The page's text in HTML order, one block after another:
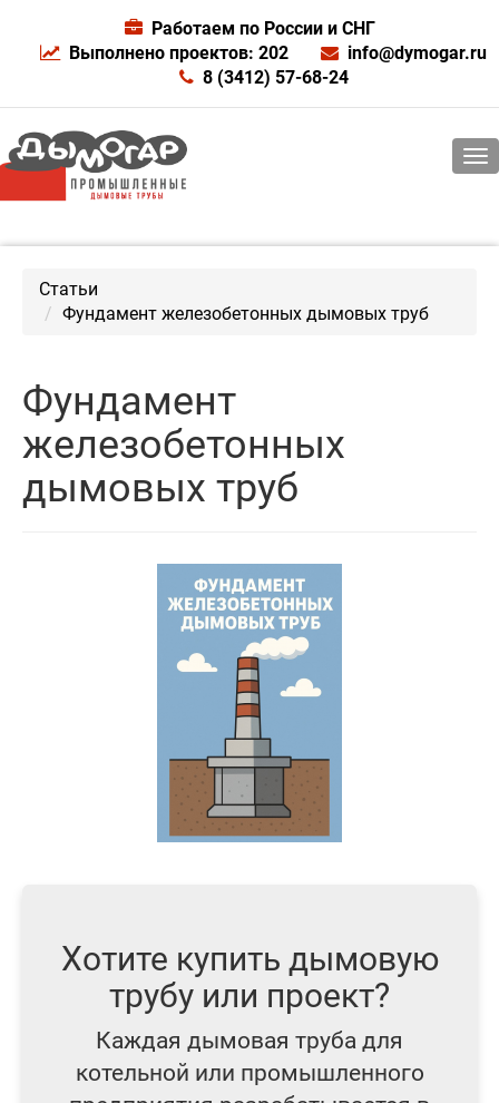
Работаем по России и СНГ
Выполнено проектов: 202
info@dymogar.ru
8 (3412) 57-68-24
Статьи
Фундамент железобетонных дымовых труб
Фундамент
железобетонных
дымовых труб
Хотите купить дымовую
трубу или проект?
Каждая дымовая труба для
котельной или промышленного